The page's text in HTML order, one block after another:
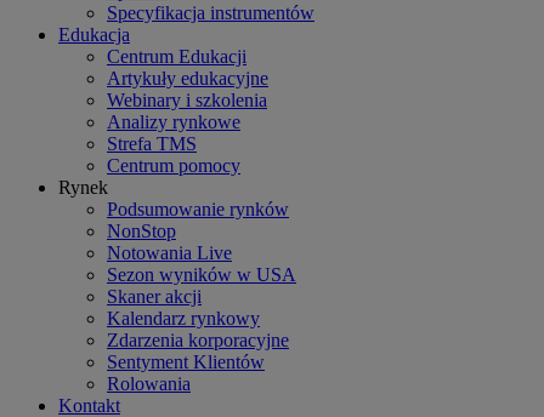
Specyfikacja instrumentów
Edukacja
Centrum Edukacji
Artykuły edukacyjne
Webinary i szkolenia
Analizy rynkowe
Strefa TMS
Centrum pomocy
Rynek
Podsumowanie rynków
NonStop
Notowania Live
Sezon wyników w USA
Skaner akcji
Kalendarz rynkowy
Zdarzenia korporacyjne
Sentyment Klientów
Rolowania
Kontakt